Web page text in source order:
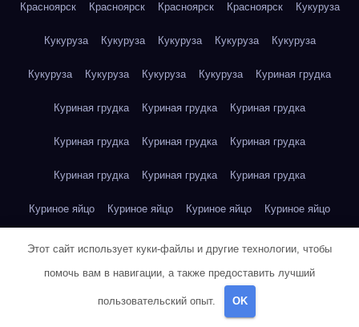
Красноярск Красноярск Красноярск Красноярск Кукуруза
Кукуруза Кукуруза Кукуруза Кукуруза Кукуруза
Кукуруза Кукуруза Кукуруза Кукуруза Куриная грудка
Куриная грудка Куриная грудка Куриная грудка
Куриная грудка Куриная грудка Куриная грудка
Куриная грудка Куриная грудка Куриная грудка
Куриное яйцо Куриное яйцо Куриное яйцо Куриное яйцо
Куриное яйцо Куриное яйцо Куриное яйцо
Куриное яйцо Куриное яйцо Куриное яйцо
Этот сайт использует куки-файлы и другие технологии, чтобы
помочь вам в навигации, а также предоставить лучший
пользовательский опыт. OK